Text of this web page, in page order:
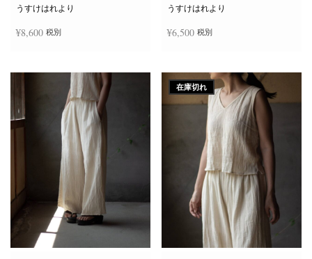
うすけはれより
¥8,600 税別
の
商
品
に
は
複
数
の
バ
リ
エ
ー
シ
ョ
ン
が
あ
ま
うすけはれより
¥6,500 税別
の
商
品
に
は
複
数
の
バ
リ
エ
ー
シ
ョ
ン
が
あ
り
ま
在庫切れ